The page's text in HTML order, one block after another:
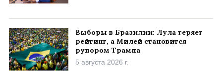
Выборы в Бразилии: Лула теряет
рейтинг, а Милей становится
рупором Трампа
5 августа 2026 г.